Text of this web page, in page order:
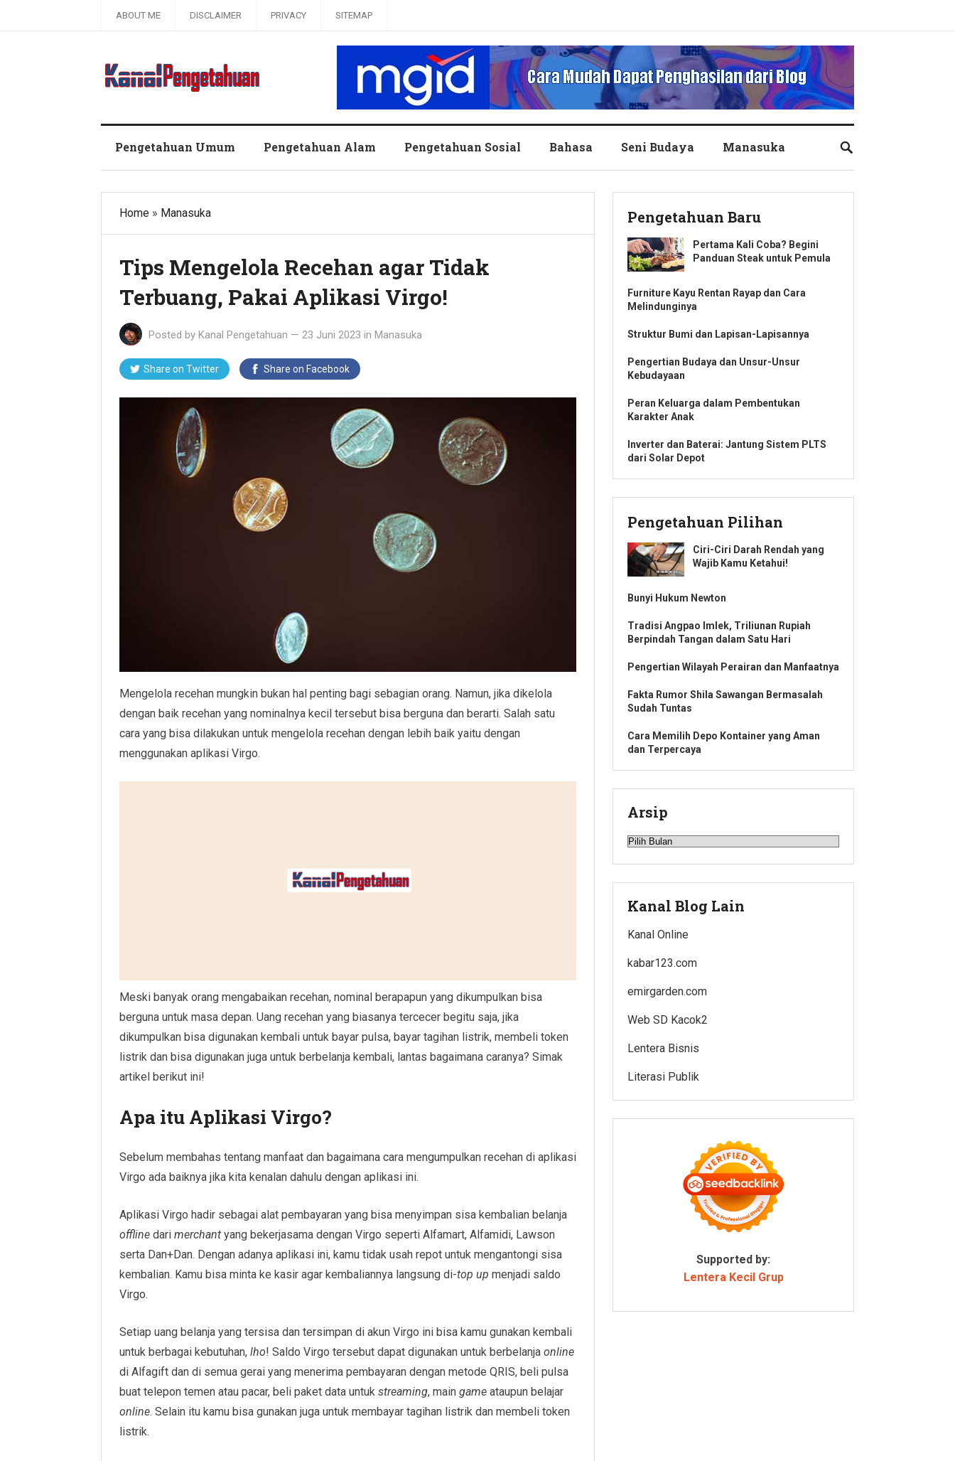
ABOUT ME DISCLAIMER PRIVACY SITEMAP
Pengetahuan Umum Pengetahuan Alam Pengetahuan Sosial Bahasa Seni Budaya Manasuka
Home » Manasuka
Tips Mengelola Recehan agar Tidak
Terbuang, Pakai Aplikasi Virgo!
Posted by Kanal Pengetahuan — 23 Juni 2023 in Manasuka
Share on Twitter Share on Facebook
Mengelola recehan mungkin bukan hal penting bagi sebagian orang. Namun, jika dikelola
dengan baik recehan yang nominalnya kecil tersebut bisa berguna dan berarti. Salah satu
cara yang bisa dilakukan untuk mengelola recehan dengan lebih baik yaitu dengan
menggunakan aplikasi Virgo.
Meski banyak orang mengabaikan recehan, nominal berapapun yang dikumpulkan bisa
berguna untuk masa depan. Uang recehan yang biasanya tercecer begitu saja, jika
dikumpulkan bisa digunakan kembali untuk bayar pulsa, bayar tagihan listrik, membeli token
listrik dan bisa digunakan juga untuk berbelanja kembali, lantas bagaimana caranya? Simak
artikel berikut ini!
Apa itu Aplikasi Virgo?
Sebelum membahas tentang manfaat dan bagaimana cara mengumpulkan recehan di aplikasi
Virgo ada baiknya jika kita kenalan dahulu dengan aplikasi ini.
Aplikasi Virgo hadir sebagai alat pembayaran yang bisa menyimpan sisa kembalian belanja
offline dari merchant yang bekerjasama dengan Virgo seperti Alfamart, Alfamidi, Lawson
serta Dan+Dan. Dengan adanya aplikasi ini, kamu tidak usah repot untuk mengantongi sisa
kembalian. Kamu bisa minta ke kasir agar kembaliannya langsung di-top up menjadi saldo
Virgo.
Setiap uang belanja yang tersisa dan tersimpan di akun Virgo ini bisa kamu gunakan kembali
untuk berbagai kebutuhan, lho! Saldo Virgo tersebut dapat digunakan untuk berbelanja online
di Alfagift dan di semua gerai yang menerima pembayaran dengan metode QRIS, beli pulsa
buat telepon temen atau pacar, beli paket data untuk streaming, main game ataupun belajar
online. Selain itu kamu bisa gunakan juga untuk membayar tagihan listrik dan membeli token
listrik.
Pengetahuan Baru
Pertama Kali Coba? Begini
Panduan Steak untuk Pemula
Furniture Kayu Rentan Rayap dan Cara
Melindunginya
Struktur Bumi dan Lapisan-Lapisannya
Pengertian Budaya dan Unsur-Unsur
Kebudayaan
Peran Keluarga dalam Pembentukan
Karakter Anak
Inverter dan Baterai: Jantung Sistem PLTS
dari Solar Depot
Pengetahuan Pilihan
Ciri-Ciri Darah Rendah yang
Wajib Kamu Ketahui!
Bunyi Hukum Newton
Tradisi Angpao Imlek, Triliunan Rupiah
Berpindah Tangan dalam Satu Hari
Pengertian Wilayah Perairan dan Manfaatnya
Fakta Rumor Shila Sawangan Bermasalah
Sudah Tuntas
Cara Memilih Depo Kontainer yang Aman
dan Terpercaya
Arsip
Arsip
Kanal Blog Lain
Kanal Online
kabar123.com
emirgarden.com
Web SD Kacok2
Lentera Bisnis
Literasi Publik
Supported by:
Lentera Kecil Grup